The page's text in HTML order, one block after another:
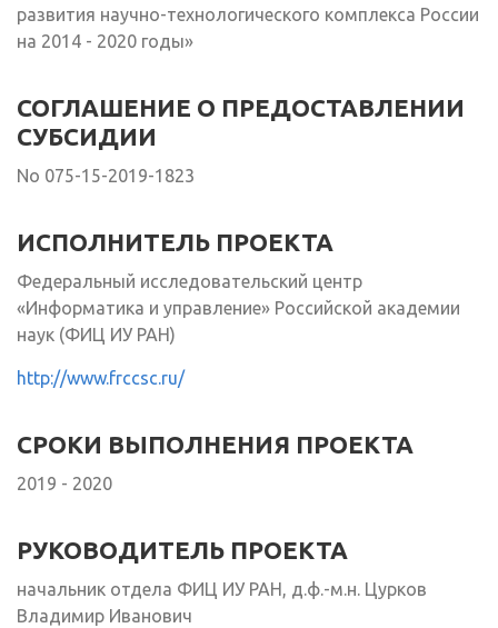
развития научно-технологического комплекса России
на 2014 - 2020 годы»
СОГЛАШЕНИЕ О ПРЕДОСТАВЛЕНИИ
СУБСИДИИ
No 075-15-2019-1823
ИСПОЛНИТЕЛЬ ПРОЕКТА
Федеральный исследовательский центр
«Информатика и управление» Российской академии
наук (ФИЦ ИУ РАН)
http://www.frccsc.ru/
СРОКИ ВЫПОЛНЕНИЯ ПРОЕКТА
2019 - 2020
РУКОВОДИТЕЛЬ ПРОЕКТА
начальник отдела ФИЦ ИУ РАН, д.ф.-м.н. Цурков
Владимир Иванович